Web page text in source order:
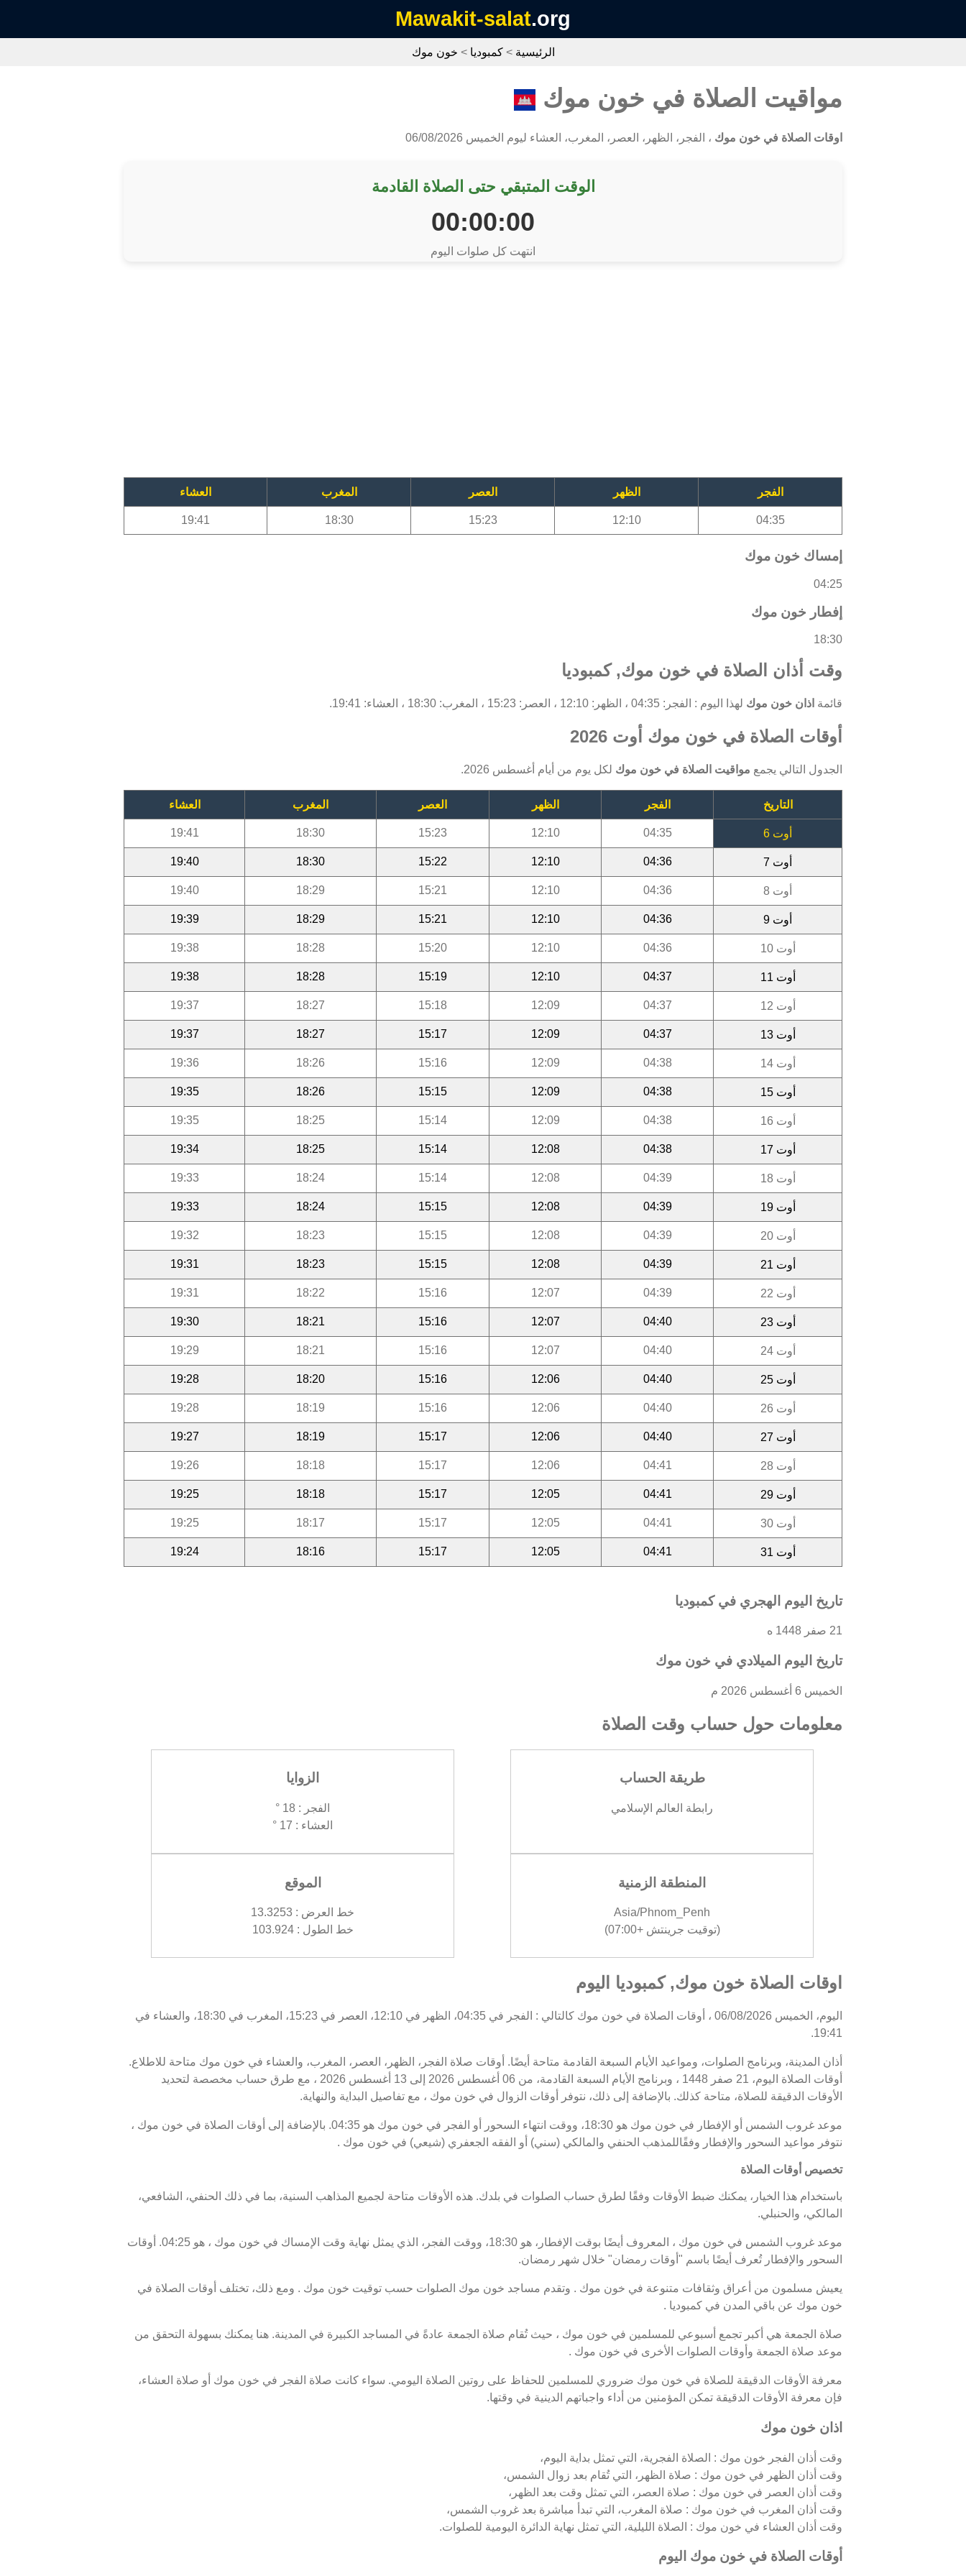
Mawakit-salat.org
الرئيسية >كمبوديا > خون موك
مواقيت الصلاة في خون موك
اوقات الصلاة في خون موك ، الفجر، الظهر، العصر، المغرب، العشاء ليوم الخميس 06/08/2026
الوقت المتبقي حتى الصلاة القادمة
00:00:00
انتهت كل صلوات اليوم
الفجر الظهر العصر المغرب العشاء
04:35
12:10
15:23
18:30
19:41
إمساك خون موك
04:25
إفطار خون موك
18:30
وقت أذان الصلاة في خون موك, كمبوديا
قائمة اذان خون موك لهذا اليوم : الفجر: 04:35 ، الظهر: 12:10 ، العصر: 15:23 ، المغرب: 18:30 ، العشاء: 19:41.
أوقات الصلاة في خون موك أوت 2026
الجدول التالي يجمع مواقيت الصلاة في خون موك لكل يوم من أيام أغسطس 2026.
التاريخ الفجر الظهر العصر المغرب العشاء
أوت 6 04:35
12:10
15:23
18:30
19:41
أوت 7 04:36
12:10
15:22
18:30
19:40
أوت 8 04:36
12:10
15:21
18:29
19:40
أوت 9 04:36
12:10
15:21
18:29
19:39
أوت 10 04:36
12:10
15:20
18:28
19:38
أوت 11 04:37
12:10
15:19
18:28
19:38
أوت 12 04:37
12:09
15:18
18:27
19:37
أوت 13 04:37
12:09
15:17
18:27
19:37
أوت 14 04:38
12:09
15:16
18:26
19:36
أوت 15 04:38
12:09
15:15
18:26
19:35
أوت 16 04:38
12:09
15:14
18:25
19:35
أوت 17 04:38
12:08
15:14
18:25
19:34
أوت 18 04:39
12:08
15:14
18:24
19:33
أوت 19 04:39
12:08
15:15
18:24
19:33
أوت 20 04:39
12:08
15:15
18:23
19:32
أوت 21 04:39
12:08
15:15
18:23
19:31
أوت 22 04:39
12:07
15:16
18:22
19:31
أوت 23 04:40
12:07
15:16
18:21
19:30
أوت 24 04:40
12:07
15:16
18:21
19:29
أوت 25 04:40
12:06
15:16
18:20
19:28
أوت 26 04:40
12:06
15:16
18:19
19:28
أوت 27 04:40
12:06
15:17
18:19
19:27
أوت 28 04:41
12:06
15:17
18:18
19:26
أوت 29 04:41
12:05
15:17
18:18
19:25
أوت 30 04:41
12:05
15:17
18:17
19:25
أوت 31 04:41
12:05
15:17
18:16
19:24
تاريخ اليوم الهجري في كمبوديا
21 صفر 1448 ه
تاريخ اليوم الميلادي في خون موك
الخميس 6 أغسطس 2026 م
معلومات حول حساب وقت الصلاة
طريقة الحساب
رابطة العالم الإسلامي
الزوايا
الفجر : 18 °
العشاء : 17 °
المنطقة الزمنية
Asia/Phnom_Penh
(توقيت جرينتش +07:00)
الموقع
خط العرض : 13.3253
خط الطول : 103.924
اوقات الصلاة خون موك, كمبوديا اليوم
اليوم، الخميس 06/08/2026 ، أوقات الصلاة في خون موك كالتالي : الفجر في 04:35، الظهر في 12:10، العصر في 15:23، المغرب في 18:30، والعشاء في
19:41.
أذان المدينة، وبرنامج الصلوات، ومواعيد الأيام السبعة القادمة متاحة أيضًا. أوقات صلاة الفجر، الظهر، العصر، المغرب، والعشاء في خون موك متاحة للاطلاع.
أوقات الصلاة اليوم، 21 صفر 1448 ، وبرنامج الأيام السبعة القادمة، من 06 أغسطس 2026 إلى 13 أغسطس 2026 ، مع طرق حساب مخصصة لتحديد
الأوقات الدقيقة للصلاة، متاحة كذلك. بالإضافة إلى ذلك، نتوفر أوقات الزوال في خون موك ، مع تفاصيل البداية والنهاية.
موعد غروب الشمس أو الإفطار في خون موك هو 18:30، ووقت انتهاء السحور أو الفجر في خون موك هو 04:35. بالإضافة إلى أوقات الصلاة في خون موك ،
نتوفر مواعيد السحور والإفطار وفقًاللمذهب الحنفي والمالكي (سني) أو الفقه الجعفري (شيعي) في خون موك .
تخصيص أوقات الصلاة
باستخدام هذا الخيار، يمكنك ضبط الأوقات وفقًا لطرق حساب الصلوات في بلدك. هذه الأوقات متاحة لجميع المذاهب السنية، بما في ذلك الحنفي، الشافعي،
المالكي، والحنبلي.
موعد غروب الشمس في خون موك ، المعروف أيضًا بوقت الإفطار، هو 18:30، ووقت الفجر، الذي يمثل نهاية وقت الإمساك في خون موك ، هو 04:25. أوقات
السحور والإفطار تُعرف أيضًا باسم "أوقات رمضان" خلال شهر رمضان.
يعيش مسلمون من أعراق وثقافات متنوعة في خون موك . وتقدم مساجد خون موك الصلوات حسب توقيت خون موك . ومع ذلك، تختلف أوقات الصلاة في
خون موك عن باقي المدن في كمبوديا .
صلاة الجمعة هي أكبر تجمع أسبوعي للمسلمين في خون موك ، حيث تُقام صلاة الجمعة عادةً في المساجد الكبيرة في المدينة. هنا يمكنك بسهولة التحقق من
موعد صلاة الجمعة وأوقات الصلوات الأخرى في خون موك .
معرفة الأوقات الدقيقة للصلاة في خون موك ضروري للمسلمين للحفاظ على روتين الصلاة اليومي. سواء كانت صلاة الفجر في خون موك أو صلاة العشاء،
فإن معرفة الأوقات الدقيقة تمكن المؤمنين من أداء واجباتهم الدينية في وقتها.
اذان خون موك
وقت أذان الفجر خون موك : الصلاة الفجرية، التي تمثل بداية اليوم،
وقت أذان الظهر في خون موك : صلاة الظهر، التي تُقام بعد زوال الشمس،
وقت أذان العصر في خون موك : صلاة العصر، التي تمثل وقت بعد الظهر،
وقت أذان المغرب في خون موك : صلاة المغرب، التي تبدأ مباشرة بعد غروب الشمس،
وقت أذان العشاء في خون موك : الصلاة الليلية، التي تمثل نهاية الدائرة اليومية للصلوات.
أوقات الصلاة في خون موك اليوم